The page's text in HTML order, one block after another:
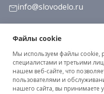
info@slovodelo.ru
Заказать звонок
Подписаться на
Файлы cookie
Мы используем файлы cookie,
специалистами и третьими
нашем веб-сайте, что
пользователями и
нашего сайта, вы принимаете